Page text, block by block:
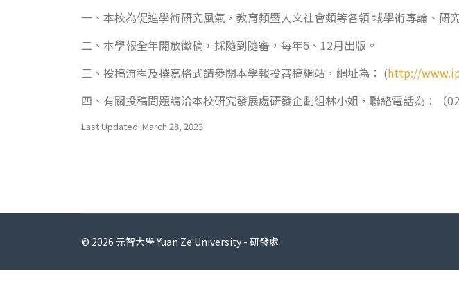
一、本校為促進學術研究風氣，教育類暨人文社會類等各領 域學術專論、研
二、本學報全年開放徵稿，採隨到隨審，每年6、12月出版。
三、投稿流程及撰寫格式請參閱本學報投審稿網站，網址為： (http://
四、有關投稿問題請洽本校研究發展處研發企劃組林小姐，聯絡電話為：（
Last Updated: March 28, 2023
© 2026 元智大學 Yuan Ze University - 研發處